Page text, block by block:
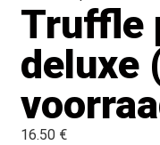
Truffle
deluxe
16.50 €